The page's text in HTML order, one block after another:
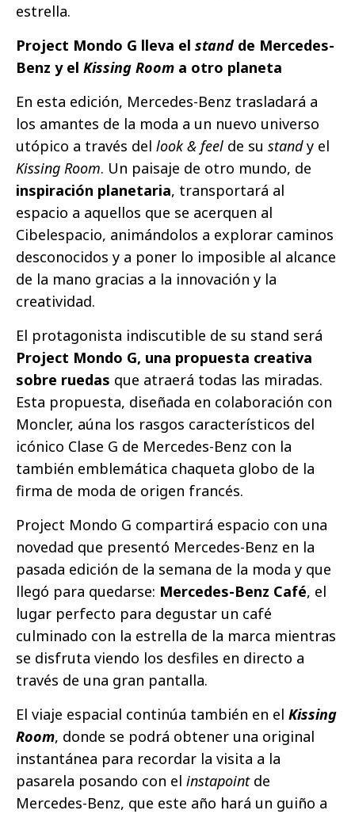
estrella.
Project Mondo G lleva el standde Mercedes-
Benz y el Kissing Room a otro planeta
En esta edición, Mercedes-Benz trasladará a
los amantes de la moda a un nuevo universo
utópico a través del look & feel de su standy el
Kissing Room. Un paisaje de otro mundo, de
inspiración planetaria, transportará al
espacio a aquellos que se acerquen al
Cibelespacio, animándolos a explorar caminos
desconocidos y a poner lo imposible al alcance
de la mano gracias a la innovación y la
creatividad.
El protagonista indiscutible de su stand será
Project Mondo G, una propuesta creativa
sobre ruedas que atraerá todas las miradas.
Esta propuesta, diseñada en colaboración con
Moncler, aúna los rasgos característicos del
icónico Clase G de Mercedes-Benz con la
también emblemática chaqueta globo de la
firma de moda de origen francés.
Project Mondo G compartirá espacio con una
novedad que presentó Mercedes-Benz en la
pasada edición de la semana de la moda y que
llegó para quedarse: Mercedes-Benz Café, el
lugar perfecto para degustar un café
culminado con la estrella de la marca mientras
se disfruta viendo los desfiles en directo a
través de una gran pantalla.
El viaje espacial continúa también en el Kissing
Room, donde se podrá obtener una original
instantánea para recordar la visita a la
pasarela posando con el instapointde
Mercedes-Benz, que este año hará un guiño a